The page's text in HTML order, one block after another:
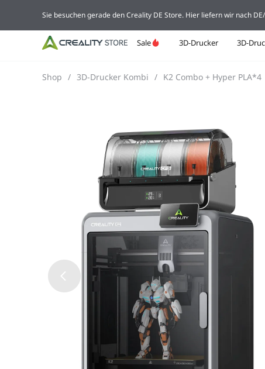
Sale 3D-Drucker 3D-
Shop / 3D-Drucker Kombi / K2 Combo + Hyper PLA*4
Sie besuchen gerade den Creality DE Store. Hier liefern wir nach